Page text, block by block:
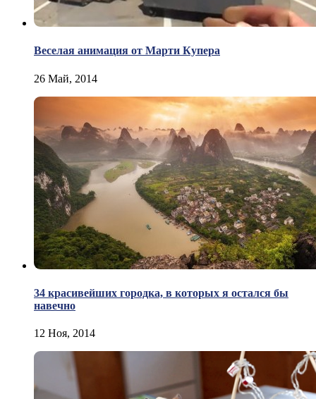
Веселая анимация от Марти Купера
26 Май, 2014
34 красивейших городка, в которых я остался бы
навечно
12 Ноя, 2014